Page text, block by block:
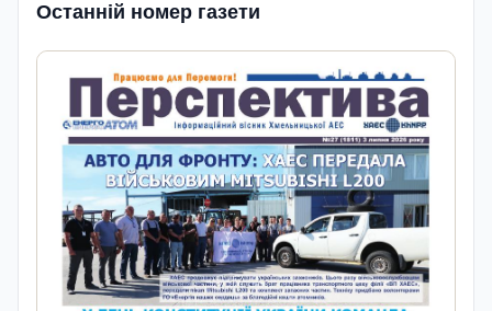
Останній номер газети